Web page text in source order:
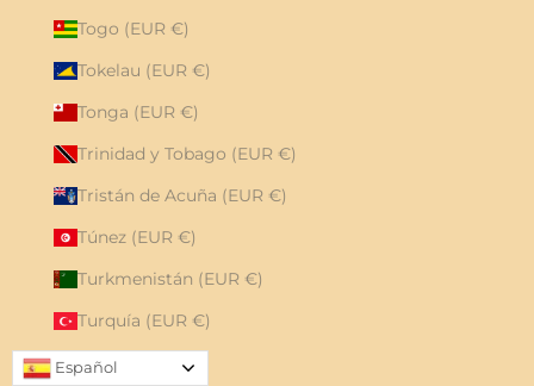
Togo (EUR €)
Tokelau (EUR €)
Tonga (EUR €)
Trinidad y Tobago (EUR €)
Tristán de Acuña (EUR €)
Túnez (EUR €)
Turkmenistán (EUR €)
Turquía (EUR €)
Tuvalu (EUR €)
Español